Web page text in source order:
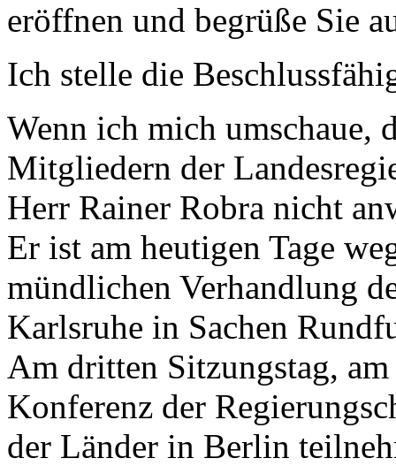
eröffnen und begrüße Sie
Ich stelle die
Wenn ich mich umschaue,
Mitgliedern der
Herr Rainer Robra nicht
Er ist am heutigen Tage
mündlichen Verhandlung
Karlsruhe in Sachen
Am dritten Sitzungstag,
Konferenz der
der Länder in Berlin